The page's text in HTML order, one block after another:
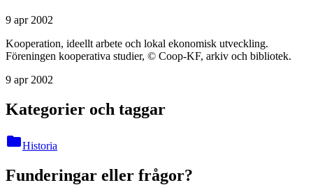
9 apr 2002
Kooperation, ideellt arbete och lokal ekonomisk utveckling.
Föreningen kooperativa studier, © Coop-KF, arkiv och bibliotek.
9 apr 2002
Kategorier och taggar
folderHistoria
Funderingar eller frågor?